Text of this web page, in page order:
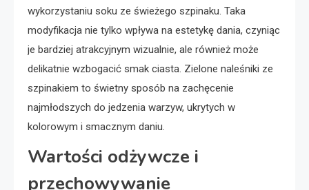
wykorzystaniu soku ze świeżego szpinaku. Taka
modyfikacja nie tylko wpływa na estetykę dania, czyniąc
je bardziej atrakcyjnym wizualnie, ale również może
delikatnie wzbogacić smak ciasta. Zielone naleśniki ze
szpinakiem to świetny sposób na zachęcenie
najmłodszych do jedzenia warzyw, ukrytych w
kolorowym i smacznym daniu.
Wartości odżywcze i
przechowywanie